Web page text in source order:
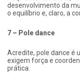
desenvolvimento da
o equilíbrio e, claro, a
7 – Pole dance
Acredite, pole dance é
exigem força e
prática.